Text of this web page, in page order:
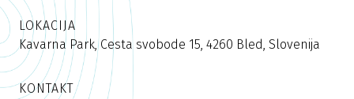
LOKACIJA
Kavarna Park, Cesta svobode 15, 4260 Bled, Slovenija
KONTAKT